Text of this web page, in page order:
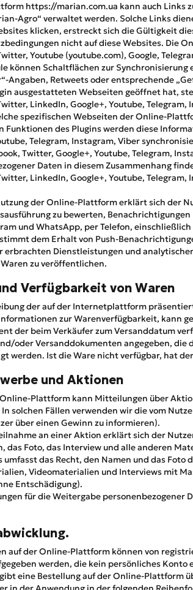
https://marian.com.ua kann auch Links
Agro“ verwaltet werden. Solche Links
klicken, erstreckt sich die Gültigkeit
nicht auf diese Websites. Die
Youtube (youtube.com), Google,
können Schaltflächen zur
Angaben, Retweets oder entsprechende
ausgestatteten Webseiten geöffnet hat,
LinkedIn, Google+, Youtube,
spezifischen Webseiten der Online-
Funktionen des Plugins werden diese
Telegram, Instagram, Viber
Twitter, Google+, Youtube, Telegram,
Daten in diesem Zusammenhang
LinkedIn, Google+, Youtube, Telegram,
der Online-Plattform erklärt sich der
zu bewerten,
und WhatsApp, per Telefon,
dem Erhalt von Push-
erbrachten Dienstleistungen und
zu veröffentlichen.
Verfügbarkeit von Waren
der auf der Internetplattform
zur Warenverfügbarkeit, kann
der beim Verkäufer zum Versanddatum
oder Versanddokumenten angegeben,
werden. Ist die Ware nicht verfügbar, hat
und Aktionen
Plattform kann Mitteilungen über
solchen Fällen verwenden wir die vom
über einen Gewinn zu informieren).
an einer Aktion erklärt sich der
das Foto, das Interview und alle anderen
umfasst das Recht, den Namen und das
Videomaterialien und Interviews mit
Entschädigung).
für die Weitergabe
auf der Online-Plattform können von
werden, die kein persönliches Konto
eine Bestellung auf der Online-Plattform